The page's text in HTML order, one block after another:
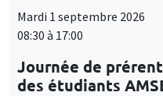
Mardi 1 septembre 2026
08:30 à 17:00
Journée de
des étudiants